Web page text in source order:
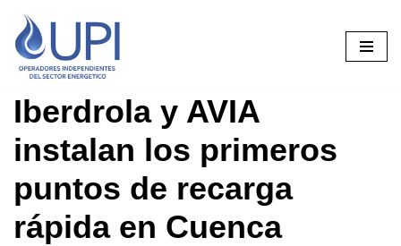
Saltar
al
Iberdrola y AVIA
instalan los primeros
puntos de recarga
rápida en Cuenca